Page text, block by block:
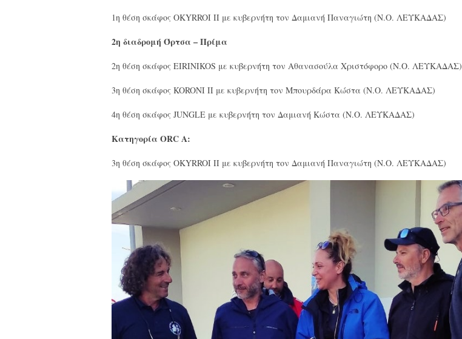
1η θέση σκάφος OKYRROI II με κυβερνήτη τον Δαμιανή Παναγιώτη (N.O. ΛΕΥΚΑΔΑΣ)
2η διαδρομή Όρτσα – Πρίμα
2η θέση σκάφος EIRINIKOS με κυβερνήτη τον Αθανασούλα Χριστόφορο (N.O. ΛΕΥΚΑΔΑΣ)
3η θέση σκάφος KORONI II με κυβερνήτη τον Μπουρδάρα Κώστα (N.O. ΛΕΥΚΑΔΑΣ)
4η θέση σκάφος JUNGLE με κυβερνήτη τον Δαμιανή Κώστα (N.O. ΛΕΥΚΑΔΑΣ)
Κατηγορία ORC A:
3η θέση σκάφος OKYRROI II με κυβερνήτη τον Δαμιανή Παναγιώτη (N.O. ΛΕΥΚΑΔΑΣ)